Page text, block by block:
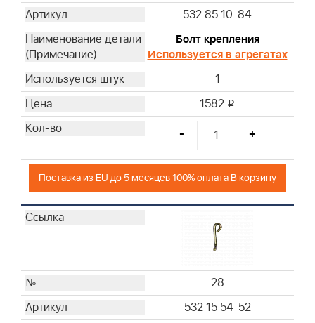
532 85 10-84
Болт крепления
Используется в агрегатах
1
1582 i
- +
Поставка из EU до 5 месяцев 100% оплата В корзину
28
532 15 54-52